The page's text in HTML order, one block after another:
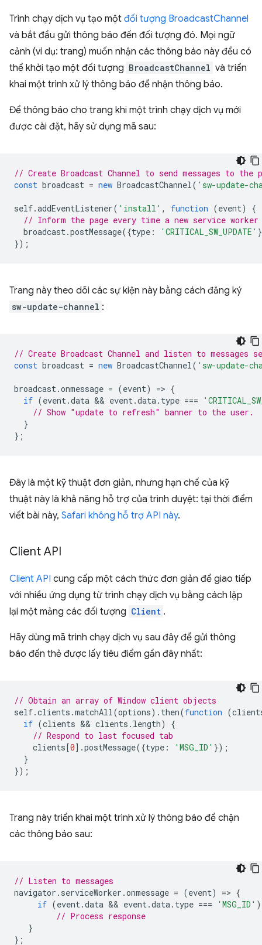
Trình chạy dịch vụ tạo một đối tượng BroadcastChannel
và bắt đầu gửi thông báo đến đối tượng đó. Mọi ngữ
cảnh (ví dụ: trang) muốn nhận các thông báo này đều có
thể khởi tạo một đối tượng BroadcastChannel và triển
khai một trình xử lý thông báo để nhận thông báo.
Để thông báo cho trang khi một trình chạy dịch vụ mới
được cài đặt, hãy sử dụng mã sau:
// Create Broadcast Channel to send messages to the
const broadcast = new BroadcastChannel( 'sw-update-
self.addEventListener( 'install' , function (event)
{
// Inform the page every time a new service
broadcast.postMessage({type : 'CRITICAL_SW_UPDATE'
});
Trang này theo dõi các sự kiện này bằng cách đăng ký
sw-update-channel :
// Create Broadcast Channel and listen to messages
const broadcast = new BroadcastChannel( 'sw-update-
broadcast.onmessage = (event) => {
if (event.data && event.data. type ===
// Show "update to refresh" banner to the user.
}
};
Đây là một kỹ thuật đơn giản, nhưng hạn chế của kỹ
thuật này là khả năng hỗ trợ của trình duyệt: tại thời điểm
viết bài này, Safari không hỗ trợ API này.
Client API
Client API cung cấp một cách thức đơn giản để giao tiếp
với nhiều ứng dụng từ trình chạy dịch vụ bằng cách lặp
lại một mảng các đối tượng Client .
Hãy dùng mã trình chạy dịch vụ sau đây để gửi thông
báo đến thẻ được lấy tiêu điểm gần đây nhất:
// Obtain an array of Window client objects
self.clients .matchAll(options). then(function (
if (clients && clients . length)
{
// Respond to last focused tab
clients [0].postMessage({type : 'MSG_ID' });
}
});
Trang này triển khai một trình xử lý thông báo để chặn
các thông báo sau:
// Listen to messages
navigator . serviceWorker .onmessage = (event) => {
if (event.data && event.data. type === 'MSG_ID' )
// Process response
}
};